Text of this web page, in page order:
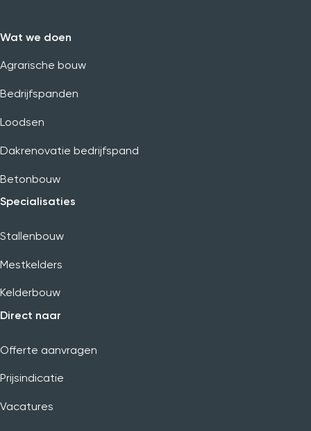
Wat we doen
Agrarische bouw
Bedrijfspanden
Loodsen
Dakrenovatie bedrijfspand
Betonbouw
Specialisaties
Stallenbouw
Mestkelders
Kelderbouw
Direct naar
Offerte aanvragen
Prijsindicatie
Vacatures